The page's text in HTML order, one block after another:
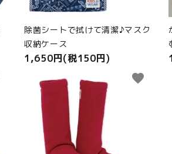
除菌シートで拭けて清潔♪マスク
収納ケース
1,650円(税150円)
favorite